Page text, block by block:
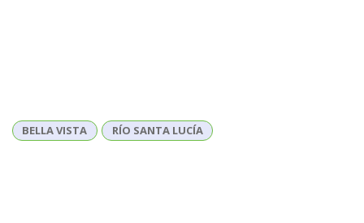
BELLA VISTA RÍO SANTA LUCÍA